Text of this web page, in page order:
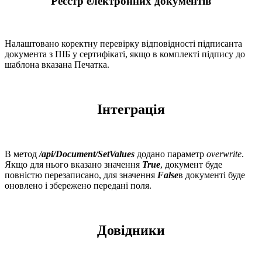
Налаштовано коректну перевірку відповідності підписанта
документа з ПІБ у сертифікаті, якщо в комплекті підпису до
шаблона вказана Печатка.
Інтеграція
В метод/api/Document/SetValues додано параметр overwrite.
Якщо для нього вказано значення True, документ буде
повністю перезаписано, для значення Falseв документі буде
оновлено і збережено передані поля.
Довідники